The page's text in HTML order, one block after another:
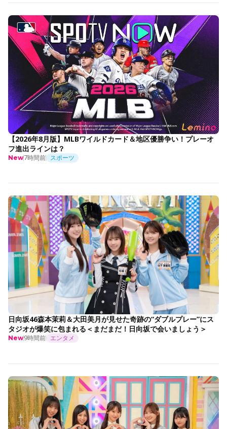
【2026年8月版】MLBワイルドカード＆地区優勝争い！プレーオ
フ進出ラインは？
New7時間前 スポーツ
日向坂46森本茉莉＆大田美月が見せた奇跡の“ダブルプレー”にス
タジオが爆笑に包まれる＜まだまだ！日向坂で会いましょう＞
New9時間前 エンタメ